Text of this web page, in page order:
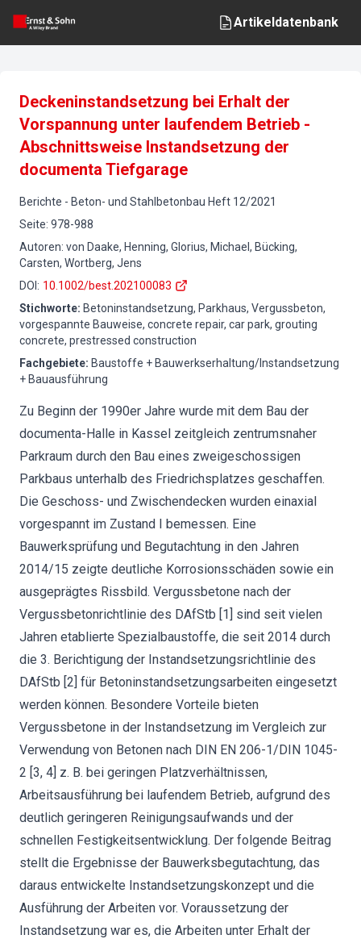
Artikeldatenbank
Deckeninstandsetzung bei Erhalt der
Vorspannung unter laufendem Betrieb -
Abschnittsweise Instandsetzung der
documenta Tiefgarage
Berichte - Beton- und Stahlbetonbau Heft 12/2021
Seite: 978-988
Autoren: von Daake, Henning, Glorius, Michael, Bücking,
Carsten, Wortberg, Jens
DOI : 10.1002/best.202100083
Stichworte: Betoninstandsetzung, Parkhaus, Vergussbeton,
vorgespannte Bauweise, concrete repair, car park, grouting
concrete, prestressed construction
Fachgebiete: Baustoffe + Bauwerkserhaltung/Instandsetzung
+ Bauausführung
Zu Beginn der 1990er Jahre wurde mit dem Bau der
documenta-Halle in Kassel zeitgleich zentrumsnaher
Parkraum durch den Bau eines zweigeschossigen
Parkbaus unterhalb des Friedrichsplatzes geschaffen.
Die Geschoss- und Zwischendecken wurden einaxial
vorgespannt im Zustand I bemessen. Eine
Bauwerksprüfung und Begutachtung in den Jahren
2014/15 zeigte deutliche Korrosionsschäden sowie ein
ausgeprägtes Rissbild. Vergussbetone nach der
Vergussbetonrichtlinie des DAfStb [1] sind seit vielen
Jahren etablierte Spezialbaustoffe, die seit 2014 durch
die 3. Berichtigung der Instandsetzungsrichtlinie des
DAfStb [2] für Betoninstandsetzungsarbeiten eingesetzt
werden können. Besondere Vorteile bieten
Vergussbetone in der Instandsetzung im Vergleich zur
Verwendung von Betonen nach DIN EN 206-1/DIN 1045-
2 [3, 4] z. B. bei geringen Platzverhältnissen,
Arbeitsausführung bei laufendem Betrieb, aufgrund des
deutlich geringeren Reinigungsaufwands und der
schnellen Festigkeitsentwicklung. Der folgende Beitrag
stellt die Ergebnisse der Bauwerksbegutachtung, das
daraus entwickelte Instandsetzungskonzept und die
Ausführung der Arbeiten vor. Voraussetzung der
Instandsetzung war es, die Arbeiten unter Erhalt der